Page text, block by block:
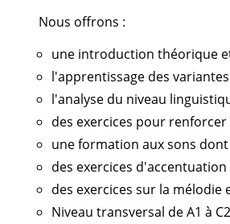
Nous offrons :
une introduction théorique
l'apprentissage des
l'analyse du niveau
des exercices pour
une formation aux sons
des exercices
des exercices sur la mélodie
Niveau transversal de A1 à C2